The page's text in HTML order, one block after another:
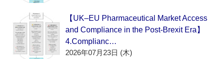
【UK–EU Pharmaceutical Market Access
and Compliance in the Post-Brexit Era】
4.Complianc…
2026年07月23日 (木)